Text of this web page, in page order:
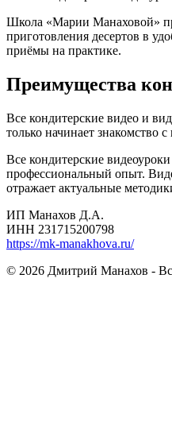
Школа «Марии Манаховой»
приготовления десертов в
приёмы на практике.
Преимущества
Все кондитерские видео и
только начинает знакомство
Все кондитерские
профессиональный опыт.
отражает актуальные
ИП Манахов Д.А.
ИНН 231715200798
https://mk-manakhova.ru/
© 2026 Дмитрий Манахов -